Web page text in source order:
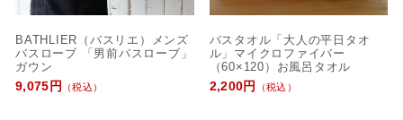
BATHLIER（バスリエ）メンズ
バスローブ 「男前バスローブ」
ガウン
9,075円
（税込）
バスタオル「大人の平日タオ
ル」マイクロファイバー
（60×120）お風呂タオル
2,200円
（税込）